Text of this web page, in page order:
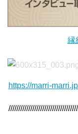
縁
https://marri-